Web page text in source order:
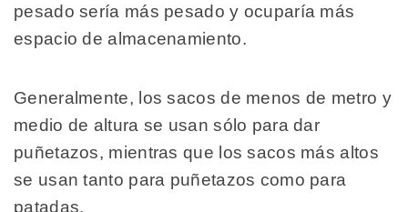
pesado sería más pesado y ocuparía más
espacio de almacenamiento.
Generalmente, los sacos de menos de metro y
medio de altura se usan sólo para dar
puñetazos, mientras que los sacos más altos
se usan tanto para puñetazos como para
patadas.